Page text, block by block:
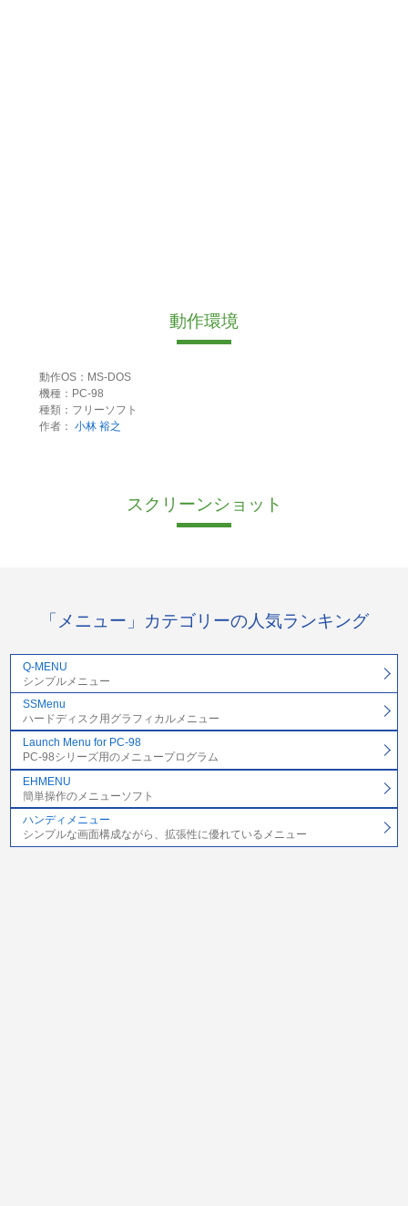
動作環境
動作OS：MS-DOS
機種：PC-98
種類：フリーソフト
作者： 小林 裕之
スクリーンショット
「メニュー」カテゴリーの人気ランキング
Q-MENU
シンプルメニュー
SSMenu
ハードディスク用グラフィカルメニュー
Launch Menu for PC-98
PC-98シリーズ用のメニュープログラム
EHMENU
簡単操作のメニューソフト
ハンディメニュー
シンプルな画面構成ながら、拡張性に優れているメニュー